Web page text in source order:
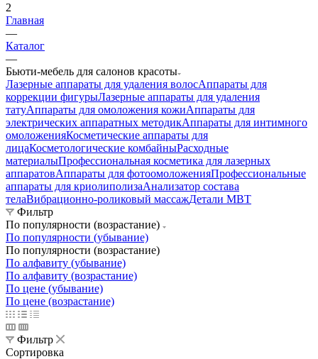
2
Главная
—
Каталог
—
Бьюти-мебель для салонов красоты
Лазерные аппараты для удаления волосАппараты для
коррекции фигурыЛазерные аппараты для удаления
татуАппараты для омоложения кожиАппараты для
электрических аппаратных методикАппараты для интимного
омоложенияКосметические аппараты для
лицаКосметологические комбайныРасходные
материалыПрофессиональная косметика для лазерных
аппаратовАппараты для фотоомоложенияПрофессиональные
аппараты для криолиполизаАнализатор состава
телаВибрационно-роликовый массажДетали MBT
Фильтр
По популярности (возрастание)
По популярности (убывание)
По популярности (возрастание)
По алфавиту (убывание)
По алфавиту (возрастание)
По цене (убывание)
По цене (возрастание)
Фильтр
Сортировка